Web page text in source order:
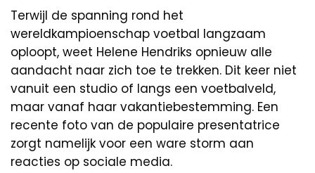
Terwijl de spanning rond het
wereldkampioenschap voetbal langzaam
oploopt, weet Helene Hendriks opnieuw alle
aandacht naar zich toe te trekken. Dit keer niet
vanuit een studio of langs een voetbalveld,
maar vanaf haar vakantiebestemming. Een
recente foto van de populaire presentatrice
zorgt namelijk voor een ware storm aan
reacties op sociale media.